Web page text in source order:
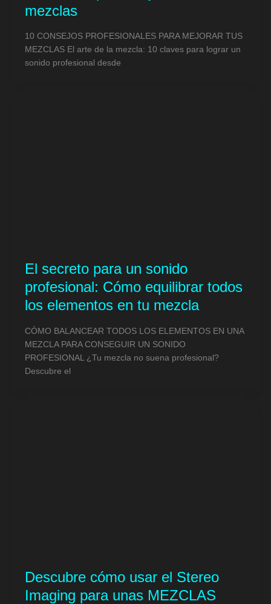
mezclas
10 CONSEJOS PROFESIONALES PARA MEJORAR TUS
MEZCLAS El arte de la mezcla: 10 claves para lograr un
sonido profesional desde
El secreto para un sonido
profesional: Cómo equilibrar todos
los elementos en tu mezcla
CÓMO BALANCEAR TODOS LOS ELEMENTOS EN UNA
MEZCLA PARA CONSEGUIR UN SONIDO
PROFESIONAL ¿Tu mezcla no suena profesional?
Descubre el
Descubre cómo usar el Stereo
Imaging para unas MEZCLAS